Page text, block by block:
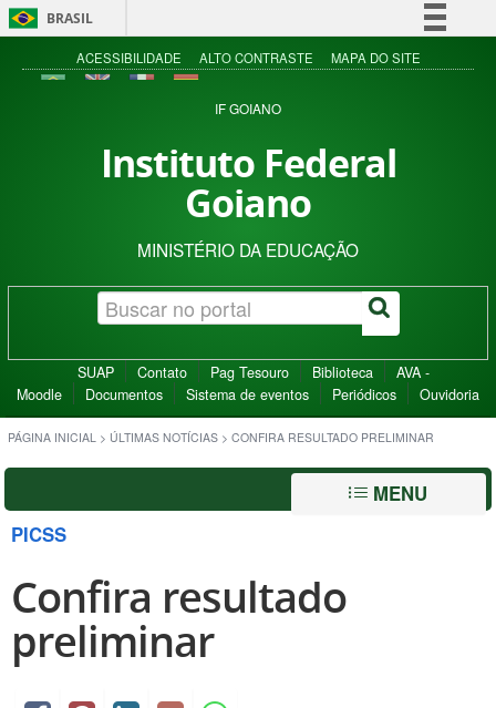
BRASIL
Simplifique!
Acesso à informação
ACESSIBILIDADE ALTO CONTRASTE MAPA DO SITE
IF GOIANO
Instituto Federal
Goiano
MINISTÉRIO DA EDUCAÇÃO
SUAP Contato Pag Tesouro Biblioteca
AVA -
Moodle
Documentos Sistema de eventos Periódicos Ouvidoria
PÁGINA INICIAL > ÚLTIMAS NOTÍCIAS > CONFIRA RESULTADO PRELIMINAR
MENU
PICSS
Confira resultado
preliminar